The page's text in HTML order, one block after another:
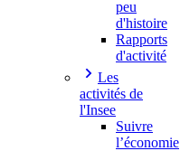
peu
d'histoire
Rapports
d'activité
Les
activités de
l'Insee
Suivre
l’économie